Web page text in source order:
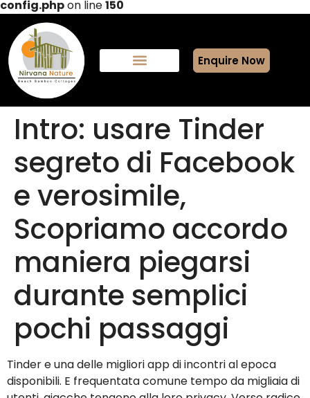
config.phpon line150
Enquire Now
Intro: usare Tinder
segreto di Facebook
e verosimile,
Scopriamo accordo
maniera piegarsi
durante semplici
pochi passaggi
Tinder e una delle migliori app di incontri al epoca
disponibili. E frequentata comune tempo da migliaia di